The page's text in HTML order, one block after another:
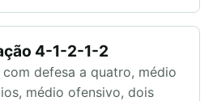
4-1-2-1-2
defesa a quatro, médio
médio ofensivo, dois